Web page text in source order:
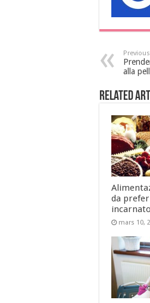
Previous
alla
Related
da
mars 10,